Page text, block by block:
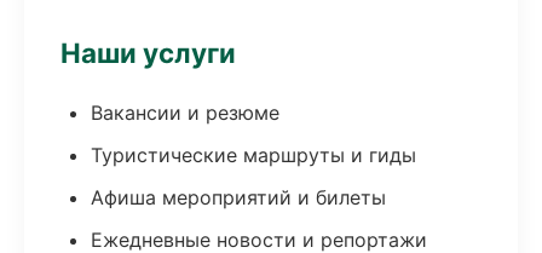
Наши услуги
Вакансии и резюме
Туристические маршруты и гиды
Афиша мероприятий и билеты
Ежедневные новости и репортажи